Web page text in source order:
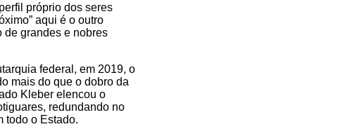
próprio dos seres
aqui é o outro
de grandes e nobres
federal, em 2019, o
mais do que o dobro da
Kleber elencou o
redundando no
todo o Estado.